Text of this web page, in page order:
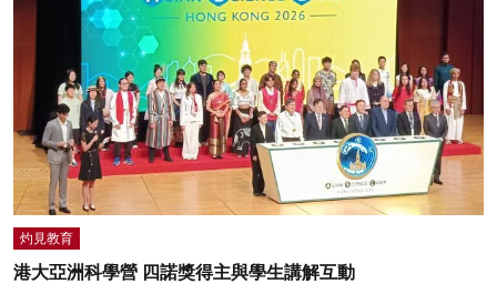
灼見教育
港大亞洲科學營 四諾獎得主與學生講解互動